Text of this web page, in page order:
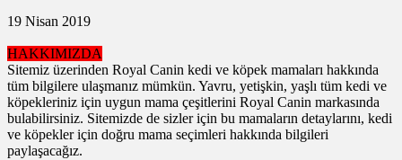
19 Nisan 2019
HAKKIMIZDA
Sitemiz üzerinden Royal Canin kedi ve köpek mamaları hakkında
tüm bilgilere ulaşmanız mümkün. Yavru, yetişkin, yaşlı tüm kedi ve
köpekleriniz için uygun mama çeşitlerini Royal Canin markasında
bulabilirsiniz. Sitemizde de sizler için bu mamaların detaylarını, kedi
ve köpekler için doğru mama seçimleri hakkında bilgileri
paylaşacağız.